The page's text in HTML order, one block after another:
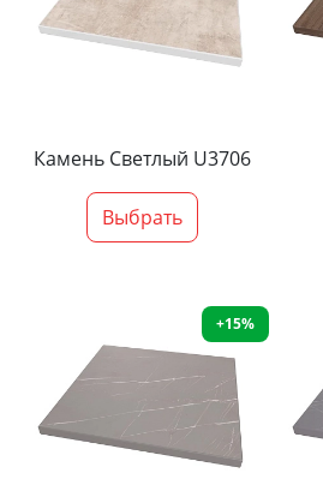
Камень Светлый U3706
Выбрать
+15%